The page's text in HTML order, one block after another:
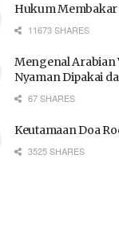
Hukum Membakar
11673 SHARES
Mengenal Arabian
Nyaman Dipakai
67 SHARES
Keutamaan Doa
3525 SHARES